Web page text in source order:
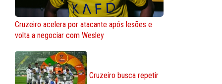
Cruzeiro acelera por atacante após lesões e
volta a negociar com Wesley
Cruzeiro busca repetir